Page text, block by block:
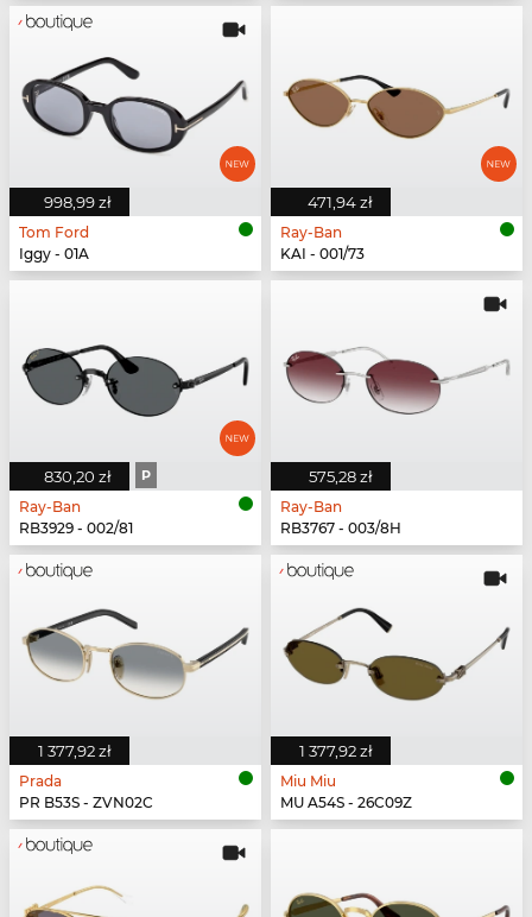
998,99 zł
Tom Ford
Iggy - 01A
471,94 zł
Ray-Ban
KAI - 001/73
830,20 zł P
Ray-Ban
RB3929 - 002/81
575,28 zł
Ray-Ban
RB3767 - 003/8H
1 377,92 zł
Prada
PR B53S - ZVN02C
1 377,92 zł
Miu Miu
MU A54S - 26C09Z